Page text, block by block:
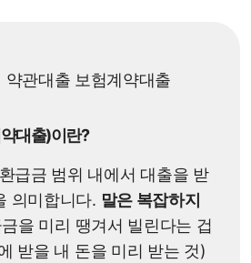
대출)이란?
급금 범위 내에서 대출을 받
의미합니다. 말은 복잡하지
을 미리 땡겨서 빌린다는 겁
받을 내 돈을 미리 받는 것)